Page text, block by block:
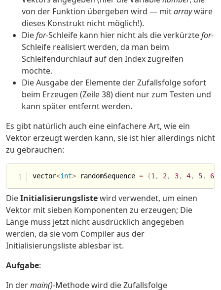
von der Funktion übergeben wird — mitarraywäre
dieses Konstrukt nicht möglich!).
Diefor-Schleife kann hier nicht als die verkürztefor-
Schleife realisiert werden, da man beim
Schleifendurchlauf auf den Index zugreifen
möchte.
Die Ausgabe der Elemente der Zufallsfolge sofort
beim Erzeugen (Zeile 38) dient nur zum Testen und
kann später entfernt werden.
Es gibt natürlich auch eine einfachere Art, wie ein
Vektor erzeugt werden kann, sie ist hier allerdings nicht
zu gebrauchen:
vector<int> randomSequence = {1 , 2, 3, 4, 5, 6
DieInitialisierungslistewird verwendet, um einen
Vektor mit sieben Komponenten zu erzeugen; Die
Länge muss jetzt nicht ausdrücklich angegeben
werden, da sie vom Compiler aus der
Initialisierungsliste ablesbar ist.
Aufgabe:
In dermain()-Methode wird die Zufallsfolge